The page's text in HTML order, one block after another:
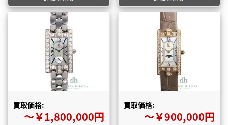
買取価格:
〜￥1,800,000円
買取価格:
〜￥900,000円